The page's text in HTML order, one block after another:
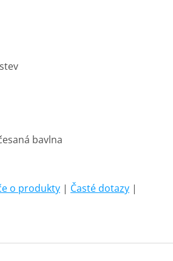
bavlna
o produkty | Časté dotazy |